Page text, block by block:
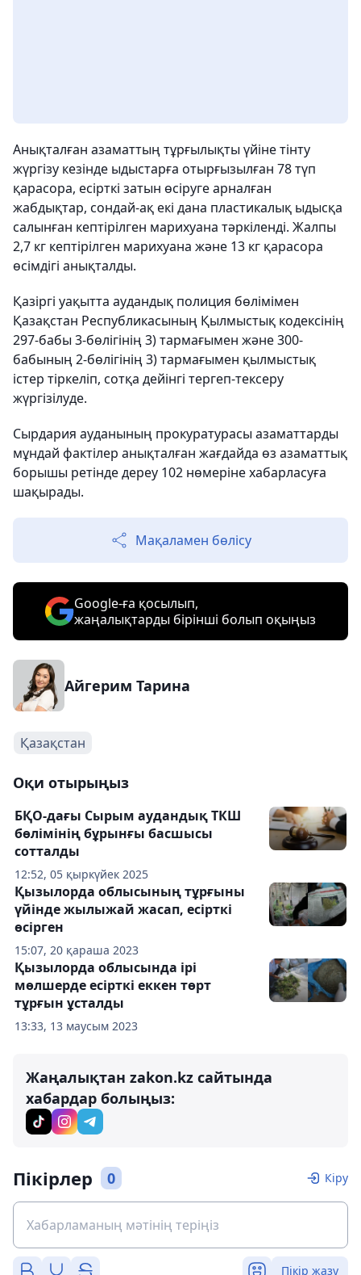
Анықталған азаматтың тұрғылықты үйіне тінту
жүргізу кезінде ыдыстарға отырғызылған 78 түп
қарасора, есірткі затын өсіруге арналған
жабдықтар, сондай-ақ екі дана пластикалық ыдысқа
салынған кептірілген марихуана тәркіленді. Жалпы
2,7 кг кептірілген марихуана және 13 кг қарасора
өсімдігі анықталды.
Қазіргі уақытта аудандық полиция бөлімімен
Қазақстан Республикасының Қылмыстық кодексінің
297-бабы 3-бөлігінің 3) тармағымен және 300-
бабының 2-бөлігінің 3) тармағымен қылмыстық
істер тіркеліп, сотқа дейінгі тергеп-тексеру
жүргізілуде.
Сырдария ауданының прокуратурасы азаматтарды
мұндай фактілер анықталған жағдайда өз азаматтық
борышы ретінде дереу 102 нөмеріне хабарласуға
шақырады.
Мақаламен бөлісу
Google-ға қосылып,
жаңалықтарды бірінші болып оқыңыз
Айгерим Тарина
Қазақстан
Оқи отырыңыз
12:52, 05 қыркүйек 2025
БҚО-дағы Сырым аудандық ТКШ
бөлімінің бұрынғы басшысы
сотталды
15:07, 20 қараша 2023
Қызылорда облысының тұрғыны
үйінде жылыжай жасап, есірткі
өсірген
13:33, 13 маусым 2023
Қызылорда облысында ірі
мөлшерде есірткі еккен төрт
тұрғын ұсталды
Жаңалықтан zakon.kz сайтында
хабардар болыңыз:
Пікірлер 0 Кіру
Пікір жазу